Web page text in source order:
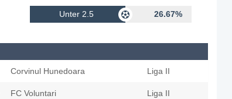
Unter 2.5 26.67%
Corvinul Hunedoara Liga II
FC Voluntari Liga II